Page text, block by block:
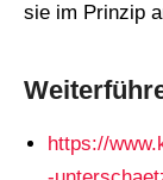
sie im Prinzip
https://